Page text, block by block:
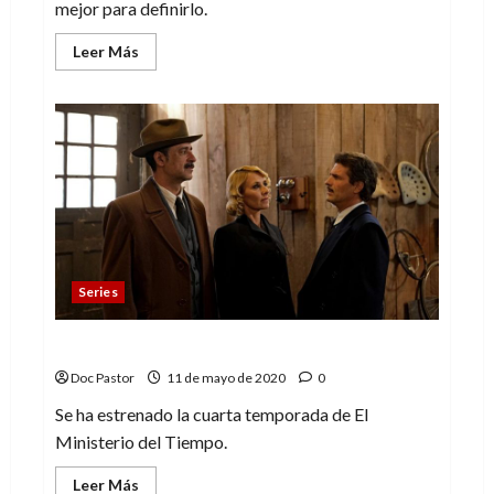
mejor para definirlo.
Leer Más
más
La
generación
del
naufragio
Series
Doc Pastor 11 de mayo de 2020 0
Se ha estrenado la cuarta temporada de El
Ministerio del Tiempo.
Leer Más